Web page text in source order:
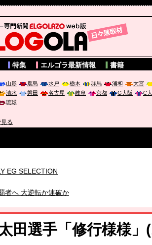
web版 BLOGOLA
特集 エルゴラ最新情報 書籍
山形 鹿島 水戸 栃木 群馬 浦和
大宮
清水 磐田 名古屋 岐阜 京都 G大阪
C
琉球
る
者、黄金のシャーレ
田選手「修行様様